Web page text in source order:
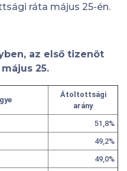
ráta május 25-én.
az első tizenöt
25.
Átoltottsági
arány
51,8%
49,2%
49,0%